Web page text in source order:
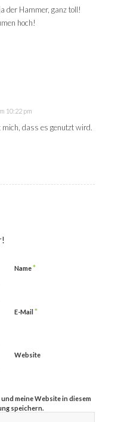
der Hammer, ganz toll!
hoch!
10:22 pm
mich, dass es genutzt wird.
Name*
E-Mail *
Website
meine Website in diesem
speichern.